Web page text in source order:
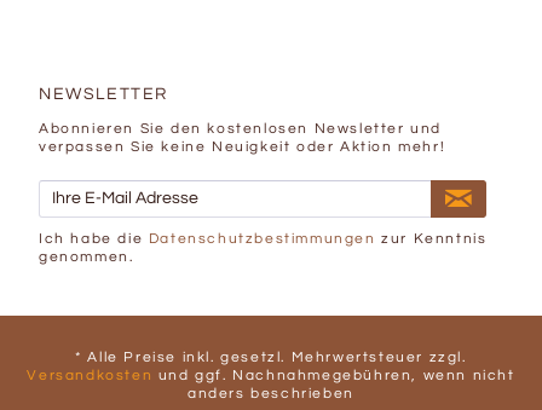
NEWSLETTER
Abonnieren Sie den kostenlosen Newsletter und
verpassen Sie keine Neuigkeit oder Aktion mehr!
Ich habe die Datenschutzbestimmungen zur Kenntnis
genommen.
* Alle Preise inkl. gesetzl. Mehrwertsteuer zzgl.
Versandkosten und ggf. Nachnahmegebühren, wenn nicht
anders beschrieben